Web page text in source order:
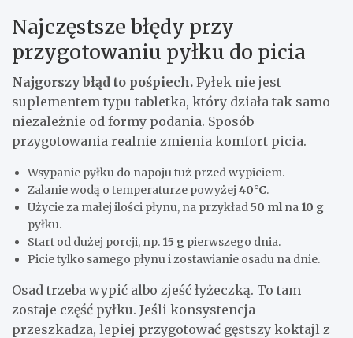
Najczęstsze błędy przy
przygotowaniu pyłku do picia
Najgorszy błąd to pośpiech. Pyłek nie jest
suplementem typu tabletka, który działa tak samo
niezależnie od formy podania. Sposób
przygotowania realnie zmienia komfort picia.
Wsypanie pyłku do napoju tuż przed wypiciem.
Zalanie wodą o temperaturze powyżej 40°C.
Użycie za małej ilości płynu, na przykład50 mlna 10 g
pyłku.
Start od dużej porcji, np. 15 g pierwszego dnia.
Picie tylko samego płynu i zostawianie osadu na dnie.
Osad trzeba wypić albo zjeść łyżeczką. To tam
zostaje część pyłku. Jeśli konsystencja
przeszkadza, lepiej przygotować gęstszy koktajl z